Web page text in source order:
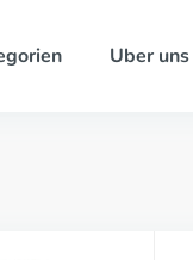
Uber uns